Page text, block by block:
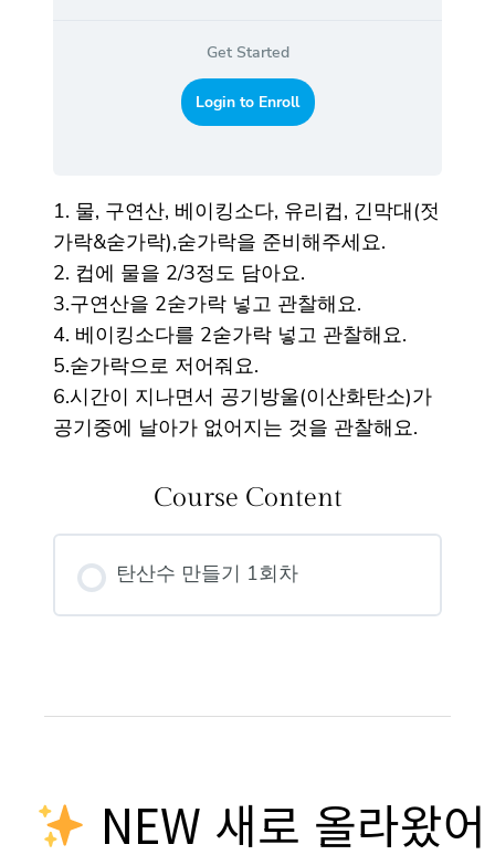
Get Started
Login to Enroll
1. 물, 구연산, 베이킹소다, 유리컵, 긴막대(젓
가락&숟가락),숟가락을 준비해주세요.
2. 컵에 물을 2/3정도 담아요.
3.구연산을 2숟가락 넣고 관찰해요.
4. 베이킹소다를 2숟가락 넣고 관찰해요.
5.숟가락으로 저어줘요.
6.시간이 지나면서 공기방울(이산화탄소)가
공기중에 날아가 없어지는 것을 관찰해요.
Course Content
탄산수 만들기 1회차
NEW 새로 올라왔어